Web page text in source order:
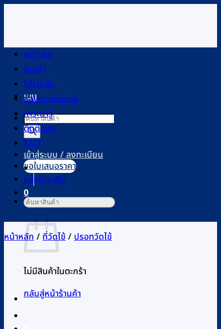
เนื้อหา
เมนู
Products
search
เข้าสู่ระบบ / ลงทะเบียน
0
ตะกร้าสินค้า
ไม่มีสินค้าในตะกร้า
กลับสู่หน้าร้านค้า
หน้าแรก
ร้านค้า
โปรโมชัน
ช้อปตามแบรนด์
สาระน่ารู้
ติดต่อเรา
FAQ
ขอใบเสนอราคา
แจ้งชำระเงิน
ค้นหา:
หน้าหลัก/ที่วัดไข้/ปรอทวัดไข้